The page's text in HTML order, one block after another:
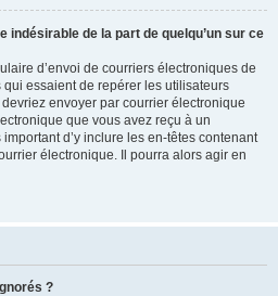
indésirable de la part de quelqu’un sur ce
d’envoi de courriers électroniques de
essaient de repérer les utilisateurs
envoyer par courrier électronique
que vous avez reçu à un
d’y inclure les en-têtes contenant
électronique. Il pourra alors agir en
?